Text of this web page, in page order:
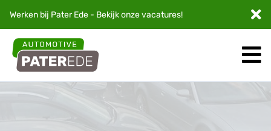
Werken bij Pater Ede - Bekijk onzevacatures!